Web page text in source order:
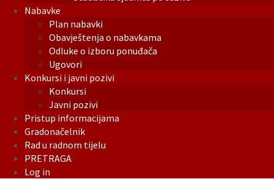
Nabavke
Plan nabavki
Obavještenja o nabavkama
Odluke o izboru ponuđača
Ugovori
Konkursi i javni pozivi
Konkursi
Javni pozivi
Pristup informacijama
Gradonačelnik
Rad u radnom tijelu
PRETRAGA
Log in